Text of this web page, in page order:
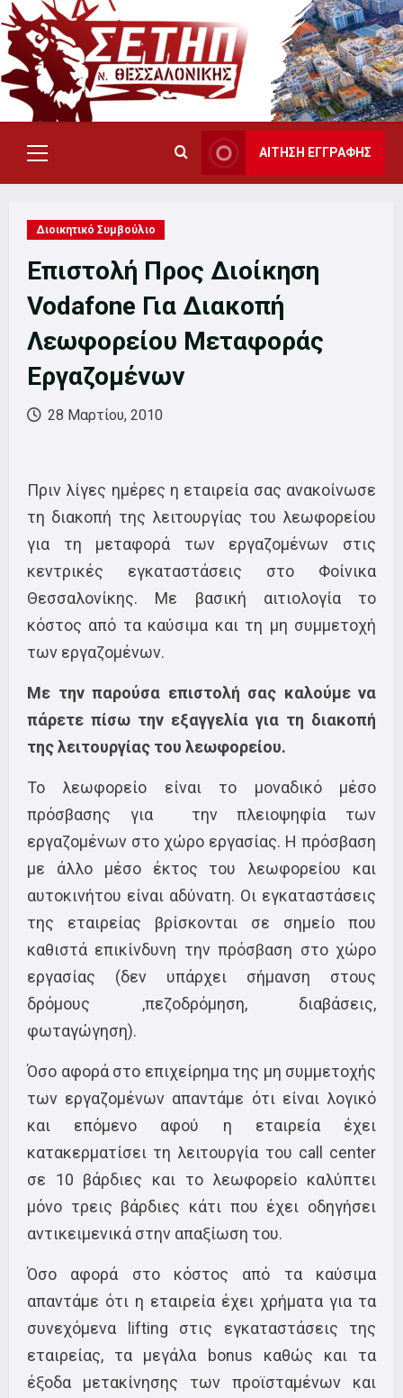
Skip
to
content
Primary
Menu
ΑΙΤΗΣΗ ΕΓΓΡΑΦΗΣ
Διοικητικό Συμβούλιο
Επιστολή Προς Διοίκηση
Vodafone Για Διακοπή
Λεωφορείου Μεταφοράς
Εργαζομένων
28 Μαρτίου, 2010
Πριν λίγες ημέρες η εταιρεία σας ανακοίνωσε
τη διακοπή της λειτουργίας του λεωφορείου
για τη μεταφορά των εργαζομένων στις
κεντρικές εγκαταστάσεις στο Φοίνικα
Θεσσαλονίκης. Με βασική αιτιολογία το
κόστος από τα καύσιμα και τη μη συμμετοχή
των εργαζομένων.
Με την παρούσα επιστολή σας καλούμε να
πάρετε πίσω την εξαγγελία για τη διακοπή
της λειτουργίας του λεωφορείου.
Το λεωφορείο είναι το μοναδικό μέσο
πρόσβασης για την πλειοψηφία των
εργαζομένων στο χώρο εργασίας. Η πρόσβαση
με άλλο μέσο έκτος του λεωφορείου και
αυτοκινήτου είναι αδύνατη. Οι εγκαταστάσεις
της εταιρείας βρίσκονται σε σημείο που
καθιστά επικίνδυνη την πρόσβαση στο χώρο
εργασίας (δεν υπάρχει σήμανση στους
δρόμους ,πεζοδρόμηση, διαβάσεις,
φωταγώγηση).
Όσο αφορά στο επιχείρημα της μη συμμετοχής
των εργαζομένων απαντάμε ότι είναι λογικό
και επόμενο αφού η εταιρεία έχει
κατακερματίσει τη λειτουργία του call center
σε 10 βάρδιες και το λεωφορείο καλύπτει
μόνο τρεις βάρδιες κάτι που έχει οδηγήσει
αντικειμενικά στην απαξίωση του.
Όσο αφορά στο κόστος από τα καύσιμα
απαντάμε ότι η εταιρεία έχει χρήματα για τα
συνεχόμενα lifting στις εγκαταστάσεις της
εταιρείας, τα μεγάλα bonus καθώς και τα
έξοδα μετακίνησης των προϊσταμένων και